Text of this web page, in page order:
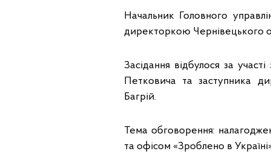
Начальник Головного
директоркою Чернівецького
Засідання відбулося за
Петковича та заступника
Багрій.
Тема обговорення:
та офісом «Зроблено в